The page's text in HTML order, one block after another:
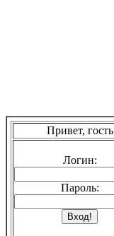
Привет, гость
Логин:
Пароль: